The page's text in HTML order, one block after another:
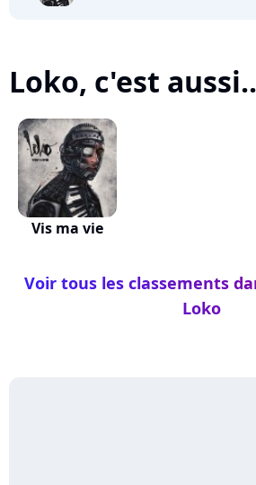
Loko, c'est
Vis ma vie
Voir tous les classements
Loko